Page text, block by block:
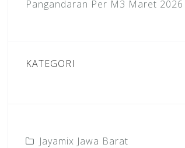
Pangandaran Per M3 Maret 2026
KATEGORI
Jayamix Jawa Barat